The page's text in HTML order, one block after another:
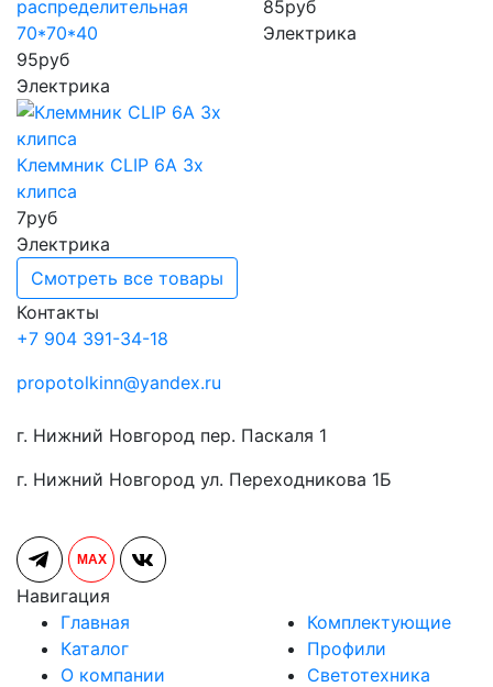
распределительная
70*70*40
95руб
Электрика
85руб
Электрика
Клеммник CLIP 6А 3x
клипса
7руб
Электрика
Смотреть все товары
Контакты
+7 904 391-34-18
propotolkinn@yandex.ru
г. Нижний Новгород пер. Паскаля 1
г. Нижний Новгород ул. Переходникова 1Б
MAX
Навигация
Главная
Каталог
О компании
Комплектующие
Профили
Светотехника